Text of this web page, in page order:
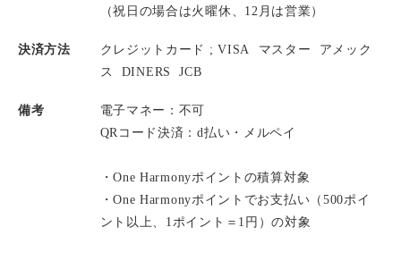
（祝日の場合は火曜休、12月は営業）
決済方法 クレジットカード ; VISA マスター
アメック
ス
DINERS JCB
備考
電子マネー：不可
QRコード決済：d払い・メルペイ
・One Harmonyポイントの積算対象
・One Harmonyポイントでお支払い（500ポイ
ント以上、1ポイント＝1円）の対象